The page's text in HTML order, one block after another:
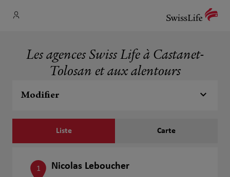
Les agences Swiss Life à Castanet-
Tolosan et aux alentours
Modifier
Liste Carte
1 Nicolas Leboucher